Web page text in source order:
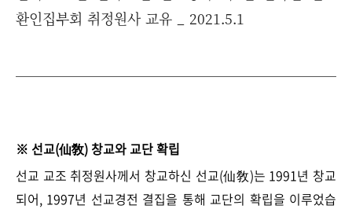
환인집부회 취정원사 교유 _ 2021.5.1
※ 선교(仙敎) 창교와 교단 확립
선교 교조 취정원사께서 창교하신 선교(仙敎)는 1991년 창교
되어, 1997년 선교경전 결집을 통해 교단의 확립을 이루었습